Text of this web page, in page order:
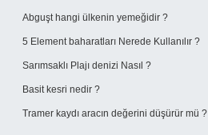
Abguşt hangi ülkenin yemeğidir ?
5 Element baharatları Nerede Kullanılır ?
Sarımsaklı Plajı denizi Nasıl ?
Basit kesri nedir ?
Tramer kaydı aracın değerini düşürür mü ?